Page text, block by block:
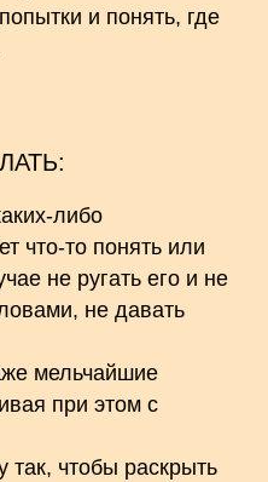
и понять, где
либо
что-то понять или
не ругать его и не
не давать
мельчайшие
при этом с
так, чтобы раскрыть